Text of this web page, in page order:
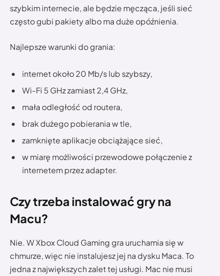
szybkim internecie, ale będzie męcząca, jeśli sieć
często gubi pakiety albo ma duże opóźnienia.
Najlepsze warunki do grania:
internet około 20 Mb/s lub szybszy,
Wi-Fi 5 GHz zamiast 2,4 GHz,
mała odległość od routera,
brak dużego pobierania w tle,
zamknięte aplikacje obciążające sieć,
w miarę możliwości przewodowe połączenie z
internetem przez adapter.
Czy trzeba instalować gry na
Macu?
Nie. W Xbox Cloud Gaming gra uruchamia się w
chmurze, więc nie instalujesz jej na dysku Maca. To
jedna z największych zalet tej usługi. Mac nie musi